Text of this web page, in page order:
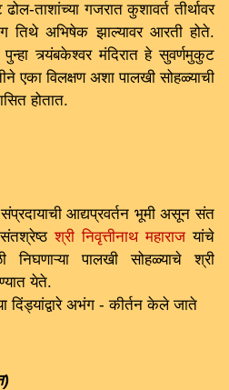
ताशांच्या गजरात कुशावर्त तीर्थावर
तिथे अभिषेक झाल्यावर आरती होते.
त्र्यंबकेश्वर मंदिरात हे सुवर्णमुकुट
एका विलक्षण अशा पालखी सोहळ्याची
होतात.
संप्रदायाची आद्यप्रवर्तन भूमी असून संत
संतश्रेष्ठश्री निवृत्तीनाथ महाराज यांचे
निघणाऱ्या पालखी सोहळ्याचे श्री
येते.
दिंड्यांद्वारे अभंग - कीर्तन केले जाते